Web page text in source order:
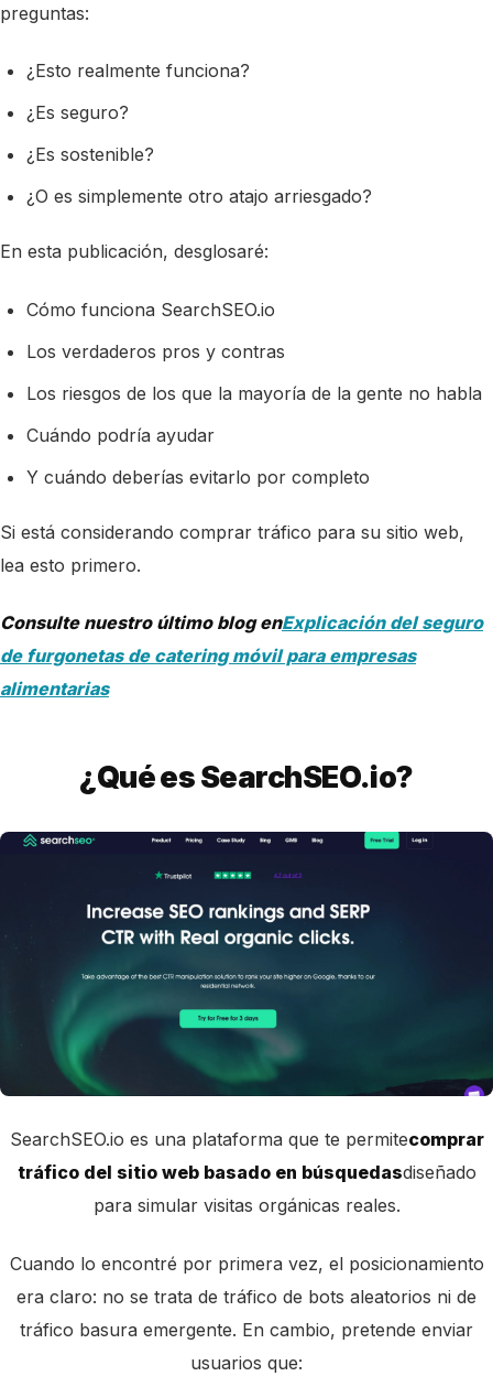
preguntas:
¿Esto realmente funciona?
¿Es seguro?
¿Es sostenible?
¿O es simplemente otro atajo arriesgado?
En esta publicación, desglosaré:
Cómo funciona SearchSEO.io
Los verdaderos pros y contras
Los riesgos de los que la mayoría de la gente no habla
Cuándo podría ayudar
Y cuándo deberías evitarlo por completo
Si está considerando comprar tráfico para su sitio web,
lea esto primero.
Consulte nuestro último blog enExplicación del seguro
de furgonetas de catering móvil para empresas
alimentarias
¿Qué es SearchSEO.io?
SearchSEO.io es una plataforma que te permitecomprar
tráfico del sitio web basado en búsquedasdiseñado
para simular visitas orgánicas reales.
Cuando lo encontré por primera vez, el posicionamiento
era claro: no se trata de tráfico de bots aleatorios ni de
tráfico basura emergente. En cambio, pretende enviar
usuarios que: